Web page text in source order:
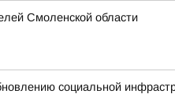
Смоленской области
социальной